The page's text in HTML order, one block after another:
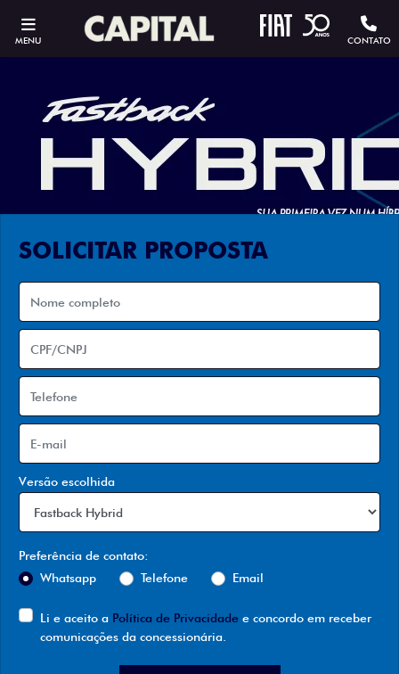
MENU CONTATO
SOLICITAR PROPOSTA
Versão escolhida
Preferência de contato:
Whatsapp
Telefone Email
Li e aceito a Política de Privacidade e concordo em receber
comunicações da concessionária.